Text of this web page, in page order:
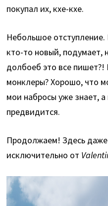
покупал их, кхе-кхе.
Небольшое отступление.
кто-то новый, подумает,
долбоеб это все
монклеры? Хорошо, что
мои набросы уже знает, а
предвидится.
Продолжаем! Здесь
исключительно от